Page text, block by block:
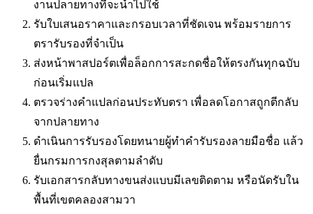
งานปลายทางที่จะนำไปใช้
รับใบเสนอราคาและกรอบเวลาที่ชัดเจน พร้อมรายการ
ตรารับรองที่จำเป็น
ส่งหน้าพาสปอร์ตเพื่อล็อกการสะกดชื่อให้ตรงกันทุกฉบับ
ก่อนเริ่มแปล
ตรวจร่างคำแปลก่อนประทับตรา เพื่อลดโอกาสถูกตีกลับ
จากปลายทาง
ดำเนินการรับรองโดยทนายผู้ทำคำรับรองลายมือชื่อ แล้ว
ยื่นกรมการกงสุลตามลำดับ
รับเอกสารกลับทางขนส่งแบบมีเลขติดตาม หรือนัดรับใน
พื้นที่เขตคลองสามวา